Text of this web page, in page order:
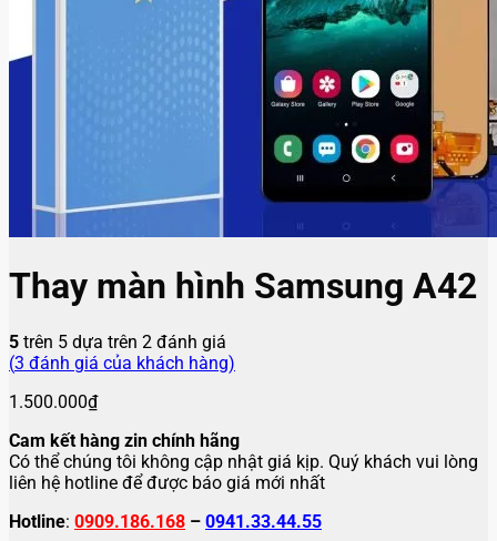
Thay màn hình Samsung A42
5 trên 5 dựa trên 2 đánh giá
(3 đánh giá của khách hàng)
1.500.000₫
Cam kết hàng zin chính hãng
Có thể chúng tôi không cập nhật giá kịp. Quý khách vui lòng
liên hệ hotline để được báo giá mới nhất
Hotline: 0909.186.168 – 0941.33.44.55